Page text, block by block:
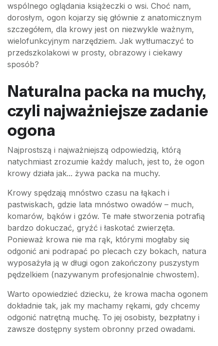
wspólnego oglądania książeczki o wsi. Choć nam,
dorosłym, ogon kojarzy się głównie z anatomicznym
szczegółem, dla krowy jest on niezwykle ważnym,
wielofunkcyjnym narzędziem. Jak wytłumaczyć to
przedszkolakowi w prosty, obrazowy i ciekawy
sposób?
Naturalna packa na muchy,
czyli najważniejsze zadanie
ogona
Najprostszą i najważniejszą odpowiedzią, którą
natychmiast zrozumie każdy maluch, jest to, że ogon
krowy działa jak... żywa packa na muchy.
Krowy spędzają mnóstwo czasu na łąkach i
pastwiskach, gdzie lata mnóstwo owadów – much,
komarów, bąków i gzów. Te małe stworzenia potrafią
bardzo dokuczać, gryźć i łaskotać zwierzęta.
Ponieważ krowa nie ma rąk, którymi mogłaby się
odgonić ani podrapać po plecach czy bokach, natura
wyposażyła ją w długi ogon zakończony puszystym
pędzelkiem (nazywanym profesjonalnie chwostem).
Warto opowiedzieć dziecku, że krowa macha ogonem
dokładnie tak, jak my machamy rękami, gdy chcemy
odgonić natrętną muchę. To jej osobisty, bezpłatny i
zawsze dostępny system obronny przed owadami.